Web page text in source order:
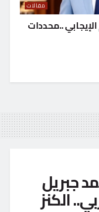
مقالات
..محددات
جبريل
الكنز